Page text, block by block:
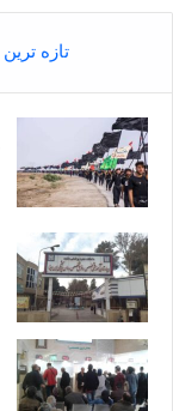
تازه ترین